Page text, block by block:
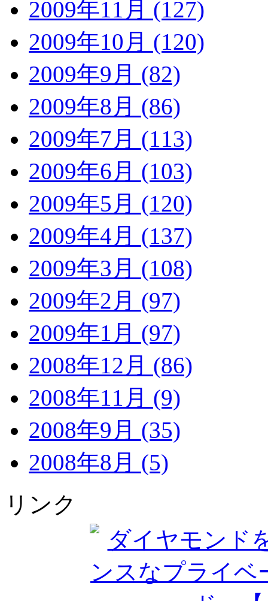
2009年11月 (127)
2009年10月 (120)
2009年9月 (82)
2009年8月 (86)
2009年7月 (113)
2009年6月 (103)
2009年5月 (120)
2009年4月 (137)
2009年3月 (108)
2009年2月 (97)
2009年1月 (97)
2008年12月 (86)
2008年11月 (9)
2008年9月 (35)
2008年8月 (5)
リンク